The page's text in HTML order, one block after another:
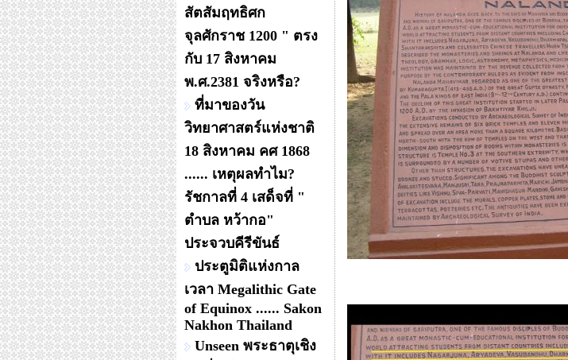
สัตสัมฤทธิศก
จุลศักราช 1200 " ตรง
กับ 17 สิงหาคม
พ.ศ.2381 จริงหรือ?
ที่มาของวัน
วิทยาศาสตร์แห่งชาติ
18 สิงหาคม คศ 1868
...... เหตุผลทำไม?
รัชกาลที่ 4 เสด็จที่ "
ตำบล หว้ากอ"
ประจวบคีรีขันธ์
ประตูมิติแห่งกาล
เวลา Megalithic Gate
of Equinox ...... Sakon
Nakhon Thailand
Unseen พระธาตุเชิง